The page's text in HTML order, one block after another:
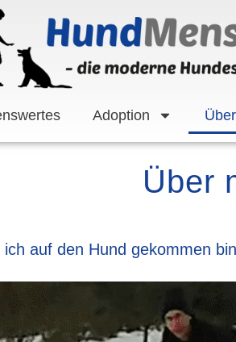
Adoption
Über
auf den Hund gekommen